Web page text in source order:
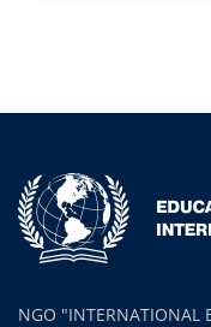
NGO "INTERNATIONAL